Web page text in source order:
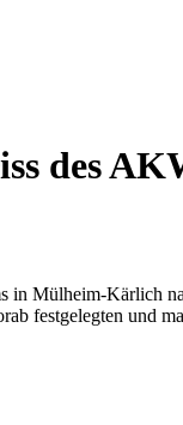
des
Mülheim-Kärlich
festgelegten und